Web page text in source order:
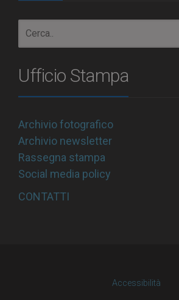
Ufficio Stampa
Archivio fotografico
Archivio newsletter
Rassegna stampa
Social media policy
CONTATTI
Accessibilità